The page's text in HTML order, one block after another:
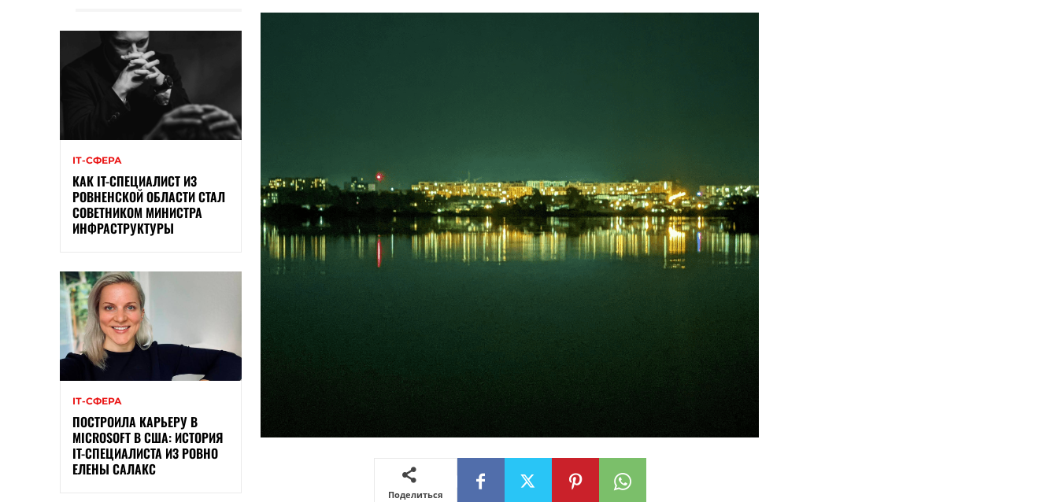
ІТ-СФЕРА
КАК IT-СПЕЦИАЛИСТ ИЗ
РОВНЕНСКОЙ ОБЛАСТИ СТАЛ
СОВЕТНИКОМ МИНИСТРА
ИНФРАСТРУКТУРЫ
ІТ-СФЕРА
ПОСТРОИЛА КАРЬЕРУ В
MICROSOFT В США: ИСТОРИЯ
IT-СПЕЦИАЛИСТА ИЗ РОВНО
ЕЛЕНЫ САЛАКС
Поделиться